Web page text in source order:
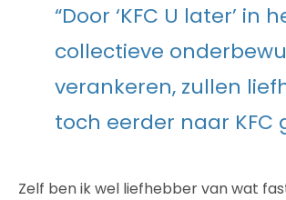
“Door ‘KFC U later’ in
collectieve
verankeren, zullen
toch eerder naar KFC
Zelf ben ik wel liefhebber van wat